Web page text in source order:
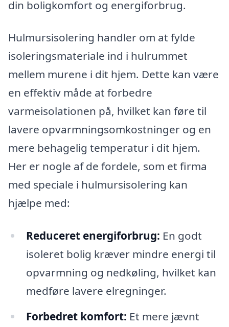
din boligkomfort og energiforbrug.
Hulmursisolering handler om at fylde
isoleringsmateriale ind i hulrummet
mellem murene i dit hjem. Dette kan være
en effektiv måde at forbedre
varmeisolationen på, hvilket kan føre til
lavere opvarmningsomkostninger og en
mere behagelig temperatur i dit hjem.
Her er nogle af de fordele, som et firma
med speciale i hulmursisolering kan
hjælpe med:
Reduceret energiforbrug: En godt
isoleret bolig kræver mindre energi til
opvarmning og nedkøling, hvilket kan
medføre lavere elregninger.
Forbedret komfort: Et mere jævnt